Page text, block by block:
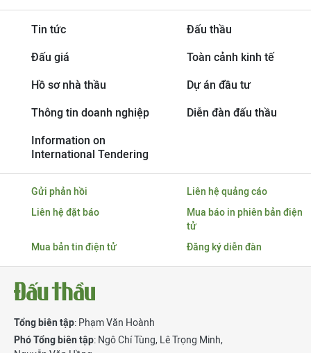
Tin tức Đấu thầu
Đấu giá Toàn cảnh kinh tế
Hồ sơ nhà thầu Dự án đầu tư
Thông tin doanh nghiệp Diễn đàn đấu thầu
Information on
International Tendering
Gửi phản hồi
Liên hệ quảng cáo
Liên hệ đặt báo
Mua báo in phiên bản điện
tử
Mua bản tin điện tử
Đăng ký diễn đàn
Tổng biên tập: Phạm Văn Hoành
Phó Tổng biên tập: Ngô Chí Tùng, Lê Trọng Minh,